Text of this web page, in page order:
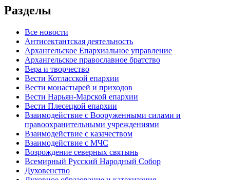
Разделы
Все новости
Антисектантская деятельность
Архангельское Епархиальное управление
Архангельское православное братство
Вера и творчество
Вести Котласской епархии
Вести монастырей и приходов
Вести Нарьян-Марской епархии
Вести Плесецкой епархии
Взаимодействие с Вооруженными силами и
правоохранительными учреждениями
Взаимодействие с казачеством
Взаимодействие с МЧС
Возрождение северных святынь
Всемирный Русский Народный Собор
Духовенство